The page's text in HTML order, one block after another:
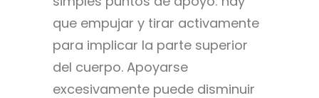
que empujar y tirar activamente
para implicar la parte superior
del cuerpo. Apoyarse
excesivamente puede disminuir